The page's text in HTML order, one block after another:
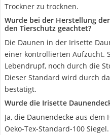
Trockner zu trocknen.
Wurde bei der Herstellung
den Tierschutz geachtet?
Die Daunen in der Irisette
einer kontrollierten Aufzucht.
Lebendrupf, noch durch die
Dieser Standard wird durch
bestätigt.
Wurde die Irisette
Ja, die Daunendecke aus
Oeko-Tex-Standard-100